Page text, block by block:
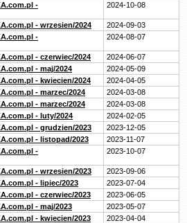
-
2024-10-08
- wrzesien/2024
2024-09-03
-
2024-08-07
- czerwiec/2024
2024-06-07
- maj/2024
2024-05-09
- kwiecien/2024
2024-04-05
- marzec/2024
2024-03-08
- marzec/2024
2024-03-08
- luty/2024
2024-02-05
- grudzien/2023
2023-12-05
- listopad/2023
2023-11-07
-
2023-10-07
- wrzesien/2023
2023-09-06
- lipiec/2023
2023-07-04
- czerwiec/2023
2023-06-05
- maj/2023
2023-05-07
- kwiecien/2023
2023-04-04